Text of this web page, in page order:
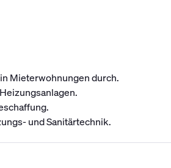
Mieterwohnungen durch.
und Sanitärtechnik.